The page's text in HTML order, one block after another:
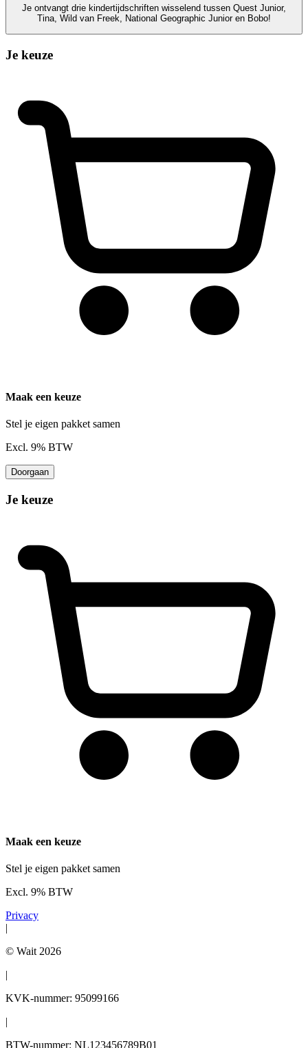
Je ontvangt drie kindertijdschriften wisselend tussen Quest Junior,
Tina, Wild van Freek, National Geographic Junior en Bobo!
Je keuze
Maak een keuze
Stel je eigen pakket samen
Excl. 9% BTW
Doorgaan
Je keuze
Maak een keuze
Stel je eigen pakket samen
Excl. 9% BTW
Privacy
|
© Wait 2026
|
KVK-nummer: 95099166
|
BTW-nummer: NL123456789B01